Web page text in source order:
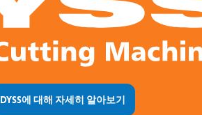
DYSS에 대해 자세히 알아보기